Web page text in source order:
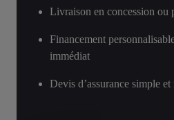
Livraison en concession ou
Financement
immédiat
Devis d’assurance simple et